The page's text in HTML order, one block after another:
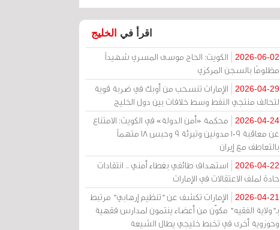
اقرأ في الخليج
2026-06-02
الكويت: الحاج موسى المسري شهيداً
مظلومًا بالسجن المركزي
2026-04-29
الإمارات تنسحب من أوبك في ضربة قوية
لتحالف منتجي النفط وسط خلافات بين دول الخليج
2026-04-24
محكمة «أمن الدولة» في الكويت: الامتناع
عن معاقبة 109 مدونين وتبرئة 9 وحبس 18 متهماً
بالتعاطف مع إيران
2026-04-22
استهداف طائفي بغطاء أمني .. انتقادات
حادة لملف الاعتقالات في الإمارات
2026-04-21
الإمارات تكشف عن "تنظيم إرهابي" مرتبط
بـ"ولاية الفقيه" مكوّن من أعضاء ينتمون لمدارس فقهية
وحوزوية أخرى في تخبط خليجي يطال الشيعة